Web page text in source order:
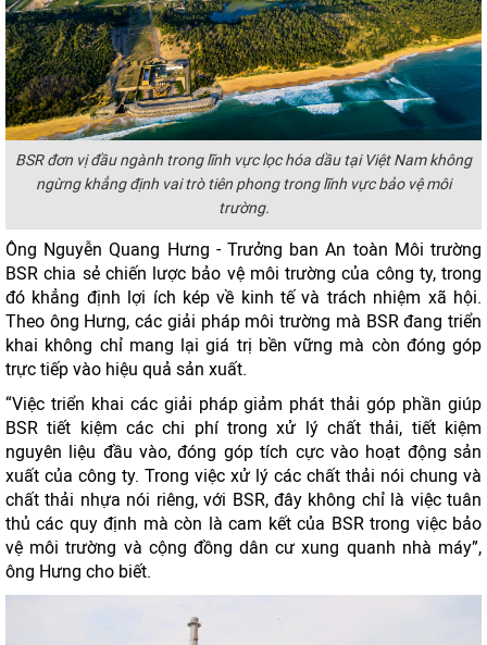
BSR đơn vị đầu ngành trong lĩnh vực lọc hóa dầu tại Việt Nam không
ngừng khẳng định vai trò tiên phong trong lĩnh vực bảo vệ môi
trường.
Ông Nguyễn Quang Hưng - Trưởng ban An toàn Môi trường
BSR chia sẻ chiến lược bảo vệ môi trường của công ty, trong
đó khẳng định lợi ích kép về kinh tế và trách nhiệm xã hội.
Theo ông Hưng, các giải pháp môi trường mà BSR đang triển
khai không chỉ mang lại giá trị bền vững mà còn đóng góp
trực tiếp vào hiệu quả sản xuất.
“Việc triển khai các giải pháp giảm phát thải góp phần giúp
BSR tiết kiệm các chi phí trong xử lý chất thải, tiết kiệm
nguyên liệu đầu vào, đóng góp tích cực vào hoạt động sản
xuất của công ty. Trong việc xử lý các chất thải nói chung và
chất thải nhựa nói riêng, với BSR, đây không chỉ là việc tuân
thủ các quy định mà còn là cam kết của BSR trong việc bảo
vệ môi trường và cộng đồng dân cư xung quanh nhà máy”,
ông Hưng cho biết.